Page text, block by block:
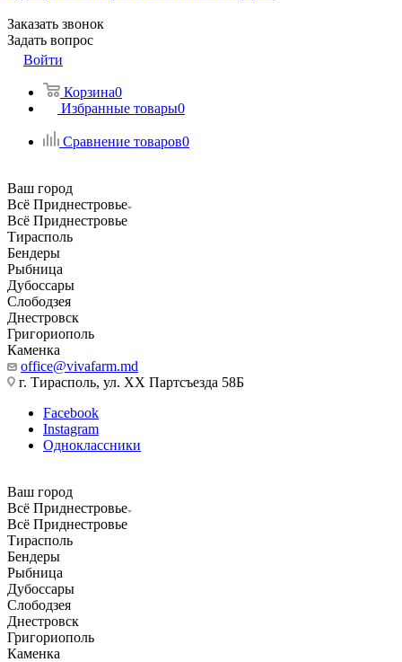
Заказать звонок
Задать вопрос
Войти
Корзина0
Избранные товары0
Сравнение товаров0
Ваш город
Всё Приднестровье
Всё Приднестровье
Тирасполь
Бендеры
Рыбница
Дубоссары
Слободзея
Днестровск
Григориополь
Каменка
office@vivafarm.md
г. Тирасполь, ул. ХХ Партсъезда 58Б
Facebook
Instagram
Одноклассники
Ваш город
Всё Приднестровье
Всё Приднестровье
Тирасполь
Бендеры
Рыбница
Дубоссары
Слободзея
Днестровск
Григориополь
Каменка